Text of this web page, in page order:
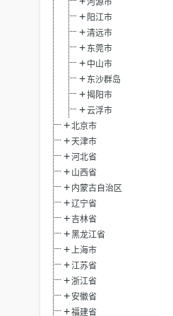
河源市
阳江市
清远市
东莞市
中山市
东沙群岛
揭阳市
云浮市
北京市
天津市
河北省
山西省
内蒙古自治区
辽宁省
吉林省
黑龙江省
上海市
江苏省
浙江省
安徽省
福建省